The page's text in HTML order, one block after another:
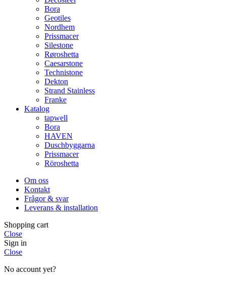
Bora
Geotiles
Nordhem
Prissmacer
Silestone
Røroshetta
Caesarstone
Technistone
Dekton
Strand Stainless
Franke
Katalog
tapwell
Bora
HAVEN
Duschbyggarna
Prissmacer
Röroshetta
Om oss
Kontakt
Frågor & svar
Leverans & installation
Shopping cart
Close
Sign in
Close
No account yet?